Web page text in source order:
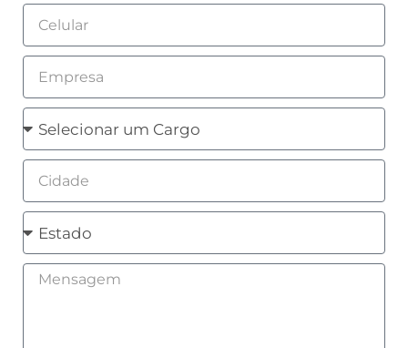
Celular
Empresa
Cargo
Cidade
Estado
Mensagem